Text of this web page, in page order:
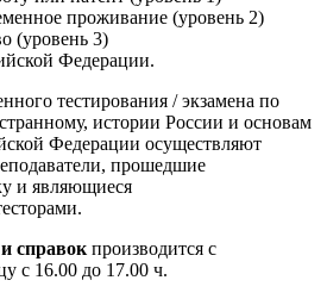
проживание (уровень 2)
(уровень 3)
Федерации.
тестирования / экзамена по
истории России и основам
Федерации осуществляют
прошедшие
и являющиеся
справок производится с
с 16.00 до 17.00 ч.